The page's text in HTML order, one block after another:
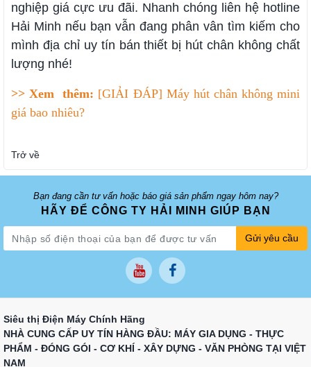
nghiệp giá cực ưu đãi. Nhanh chóng liên hệ hotline
Hải Minh nếu bạn vẫn đang phân vân tìm kiếm cho
mình địa chỉ uy tín bán thiết bị hút chân không chất
lượng nhé!
>> Xem thêm: [GIẢI ĐÁP] Máy hút chân không mini
giá bao nhiêu?
Trở về
Bạn đang cần tư vấn hoặc báo giá sản phẩm ngay hôm nay?
HÃY ĐỂ CÔNG TY HẢI MINH GIÚP BẠN
Gửi yêu cầu
Siêu thị Điện Máy Chính Hãng
NHÀ CUNG CẤP UY TÍN HÀNG ĐẦU: MÁY GIA DỤNG - THỰC
PHẨM - ĐÓNG GÓI - CƠ KHÍ - XÂY DỰNG - VĂN PHÒNG TẠI VIỆT
NAM